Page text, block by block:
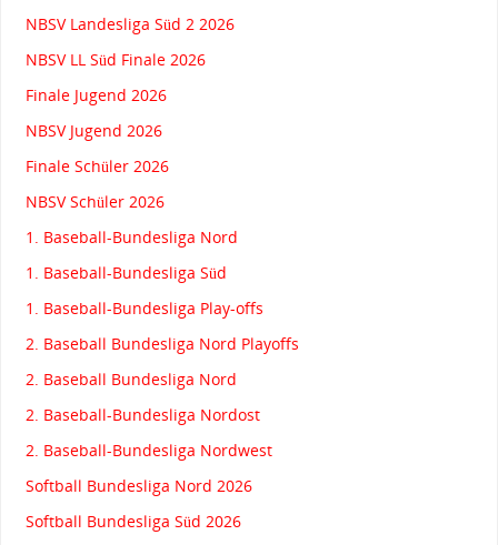
NBSV Landesliga Süd 2 2026
NBSV LL Süd Finale 2026
Finale Jugend 2026
NBSV Jugend 2026
Finale Schüler 2026
NBSV Schüler 2026
1. Baseball-Bundesliga Nord
1. Baseball-Bundesliga Süd
1. Baseball-Bundesliga Play-offs
2. Baseball Bundesliga Nord Playoffs
2. Baseball Bundesliga Nord
2. Baseball-Bundesliga Nordost
2. Baseball-Bundesliga Nordwest
Softball Bundesliga Nord 2026
Softball Bundesliga Süd 2026